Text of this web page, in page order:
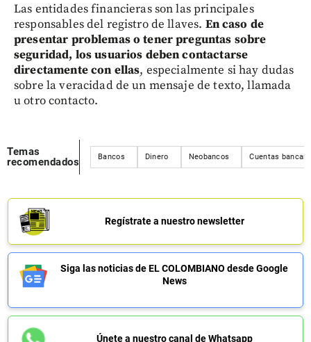
Las entidades financieras son las principales
responsables del registro de llaves. En caso de
presentar problemas o tener preguntas sobre
seguridad, los usuarios deben contactarse
directamente con ellas, especialmente si hay dudas
sobre la veracidad de un mensaje de texto, llamada
u otro contacto.
Temas
recomendados
Bancos Dinero Neobancos Cuentas
Regístrate a nuestro newsletter
Siga las noticias de EL COLOMBIANO desde Google
News
Únete a nuestro canal de Whatsapp